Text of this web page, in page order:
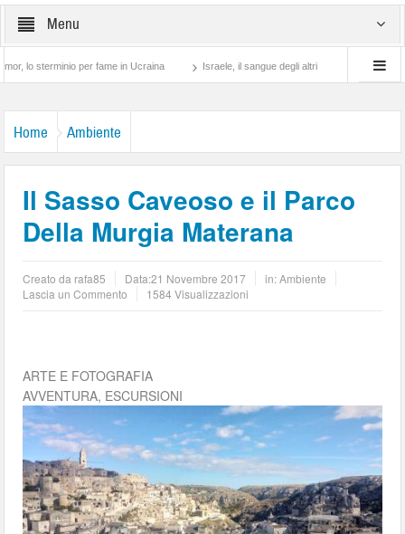
Menu
per fame in Ucraina Israele, il sangue degli altri Lotta di classe… tra
Home Ambiente
Il Sasso Caveoso e il Parco
Della Murgia Materana
Creato da rafa85 Data:21 Novembre 2017 in:Ambiente
Lascia un Commento
1584 Visualizzazioni
ARTE E FOTOGRAFIA
AVVENTURA, ESCURSIONI